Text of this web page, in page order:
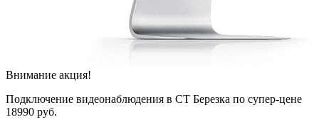
Внимание акция!
Подключение видеонаблюдения в СТ Березка по супер-цене
18990 руб.